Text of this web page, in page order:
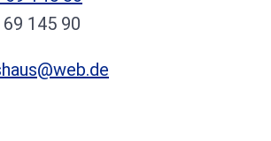
145 90